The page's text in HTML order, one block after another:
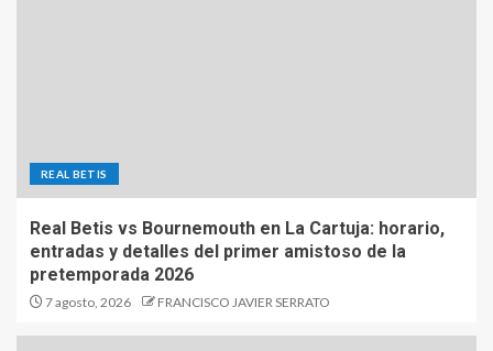
REAL BETIS
Real Betis vs Bournemouth en La Cartuja: horario,
entradas y detalles del primer amistoso de la
pretemporada 2026
7 agosto, 2026 FRANCISCO JAVIER SERRATO